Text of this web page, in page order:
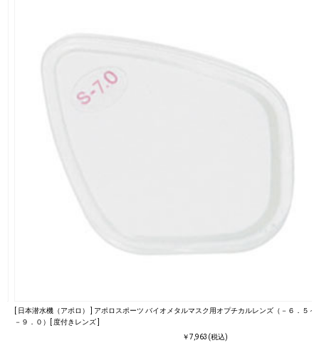
[ 日本潜水機（アポロ） ] アポロスポーツ バイオメタルマスク用オプチカルレンズ（－６．５～
－９．０）[ 度付きレンズ ]
￥7,963(税込)